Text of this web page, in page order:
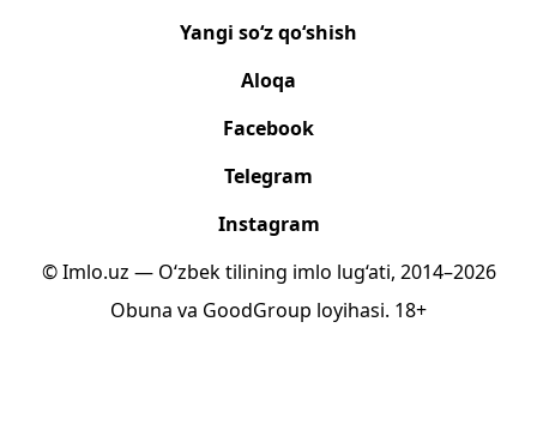
Yangi so‘z qo‘shish
Aloqa
Facebook
Telegram
Instagram
© Imlo.uz — O‘zbek tilining imlo lug‘ati, 2014–2026
Obuna va GoodGroup loyihasi. 18+